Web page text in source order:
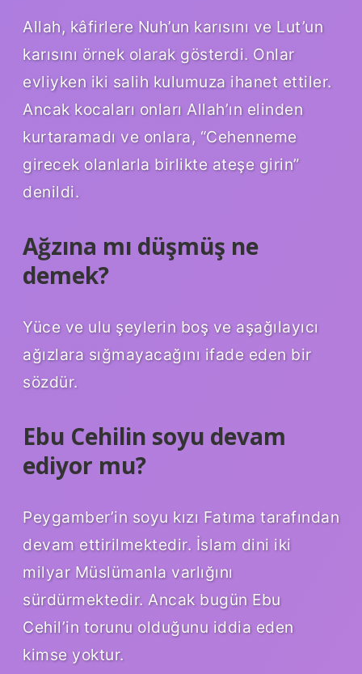
Allah, kâfirlere Nuh’un karısını ve Lut’un
karısını örnek olarak gösterdi. Onlar
evliyken iki salih kulumuza ihanet ettiler.
Ancak kocaları onları Allah’ın elinden
kurtaramadı ve onlara, “Cehenneme
girecek olanlarla birlikte ateşe girin”
denildi.
Ağzına mı düşmüş ne
demek?
Yüce ve ulu şeylerin boş ve aşağılayıcı
ağızlara sığmayacağını ifade eden bir
sözdür.
Ebu Cehilin soyu devam
ediyor mu?
Peygamber’in soyu kızı Fatıma tarafından
devam ettirilmektedir. İslam dini iki
milyar Müslümanla varlığını
sürdürmektedir. Ancak bugün Ebu
Cehil’in torunu olduğunu iddia eden
kimse yoktur.